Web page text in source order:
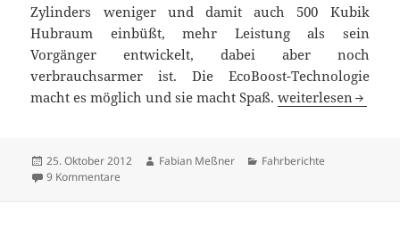
Zylinders weniger und damit auch 500 Kubik
Hubraum einbüßt, mehr Leistung als sein
Vorgänger entwickelt, dabei aber noch
verbrauchsarmer ist. Die EcoBoost-Technologie
macht es möglich und sie macht Spaß.Ersteindruck Ford
weiterlesen
Veröffentlicht
am
25. Oktober 2012 Autor
Fabian Meßner Kategorien
Fahrberichte
9 Kommentare